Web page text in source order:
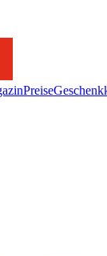
Preise